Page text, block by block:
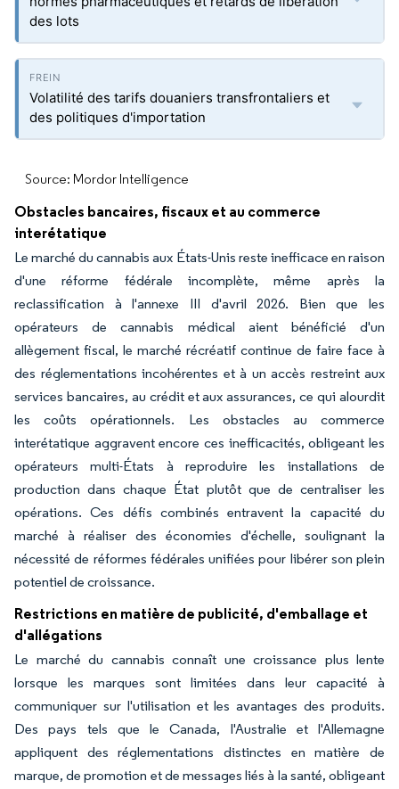
des lots
Volatilité des tarifs douaniers transfrontaliers et
des politiques d'importation
Source: Mordor Intelligence
Obstacles bancaires, fiscaux et au commerce
interétatique
Le marché du cannabis aux États-Unis reste inefficace en raison
d'une réforme fédérale incomplète, même après la
reclassification à l'annexe III d'avril 2026. Bien que les
opérateurs de cannabis médical aient bénéficié d'un
allègement fiscal, le marché récréatif continue de faire face à
des réglementations incohérentes et à un accès restreint aux
services bancaires, au crédit et aux assurances, ce qui alourdit
les coûts opérationnels. Les obstacles au commerce
interétatique aggravent encore ces inefficacités, obligeant les
opérateurs multi-États à reproduire les installations de
production dans chaque État plutôt que de centraliser les
opérations. Ces défis combinés entravent la capacité du
marché à réaliser des économies d'échelle, soulignant la
nécessité de réformes fédérales unifiées pour libérer son plein
potentiel de croissance.
Restrictions en matière de publicité, d'emballage et
d'allégations
Le marché du cannabis connaît une croissance plus lente
lorsque les marques sont limitées dans leur capacité à
communiquer sur l'utilisation et les avantages des produits.
Des pays tels que le Canada, l'Australie et l'Allemagne
appliquent des réglementations distinctes en matière de
marque, de promotion et de messages liés à la santé, obligeant